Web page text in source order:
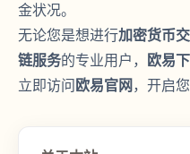
金状况。
无论您是想进行加密货币
链服务的专业用户， 欧易
立即访问 欧易官网 ，开启